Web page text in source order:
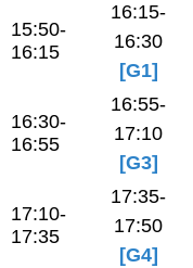
15:50-
16:15
16:15-
16:30
[G1]
16:30-
16:55
16:55-
17:10
[G3]
17:10-
17:35
17:35-
17:50
[G4]